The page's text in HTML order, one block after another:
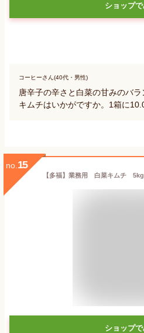
ショップ
コーヒーさん(40代・男性)
唐辛子の辛さと白菜の甘みのバ
キムチはいかがですか。1箱に
no. 15
ショップ